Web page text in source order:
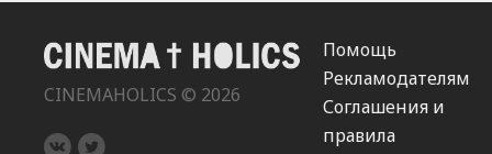
CINEMAHOLICS © 2026
Помощь
Рекламодателям
Соглашения и
правила